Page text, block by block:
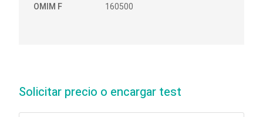
OMIM F
160500
Solicitar precio o encargar test